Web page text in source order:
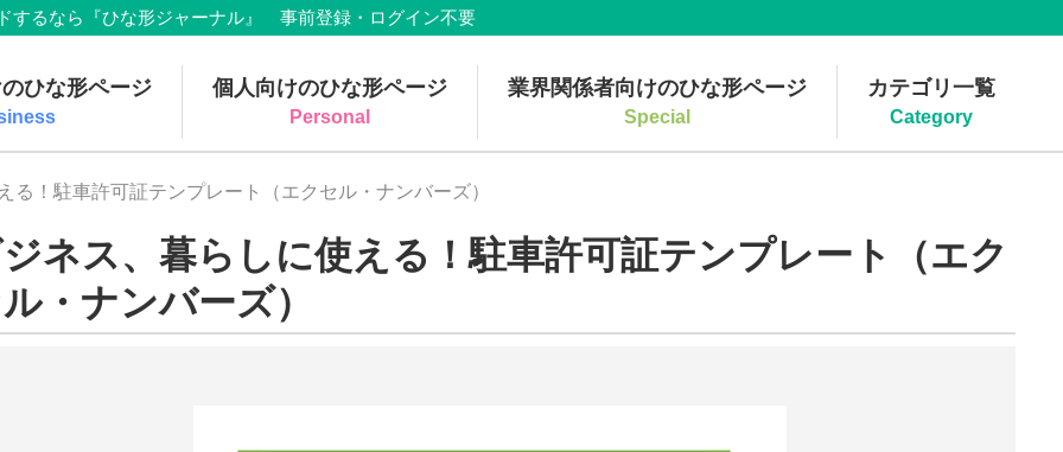
するなら『ひな形ジャーナル』 事前登録・ログイン不要
ひな形ページ 個人向けのひな形ページ
Personal
業界関係者向けのひな形ページ
Special
カテゴリ一覧
Category
る！駐車許可証テンプレート（エクセル・ナンバーズ）
ネス、暮らしに使える！駐車許可証テンプレート（エク
・ナンバーズ）